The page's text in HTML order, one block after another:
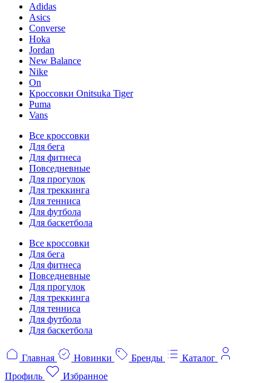
Adidas
Asics
Converse
Hoka
Jordan
New Balance
Nike
On
Кроссовки Onitsuka Tiger
Puma
Vans
Все кроссовки
Для бега
Для фитнеса
Повседневные
Для прогулок
Для треккинга
Для тенниса
Для футбола
Для баскетбола
Все кроссовки
Для бега
Для фитнеса
Повседневные
Для прогулок
Для треккинга
Для тенниса
Для футбола
Для баскетбола
Главная Новинки Бренды
Каталог
Профиль
Избранное